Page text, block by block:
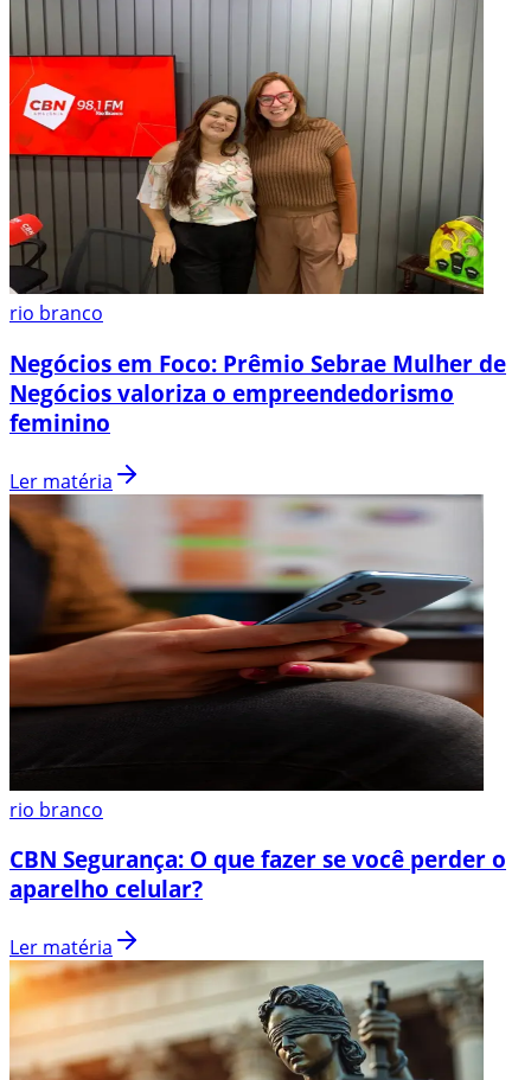
rio branco
Negócios em Foco: Prêmio Sebrae Mulher de
Negócios valoriza o empreendedorismo
feminino
Ler matéria
rio branco
CBN Segurança: O que fazer se você perder o
aparelho celular?
Ler matéria